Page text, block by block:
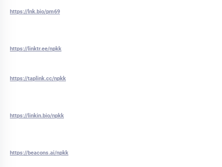
https://lnk.bio/pm69
https://linktr.ee/npkk
https://taplink.cc/npkk
https://linkin.bio/npkk
https://beacons.ai/npkk